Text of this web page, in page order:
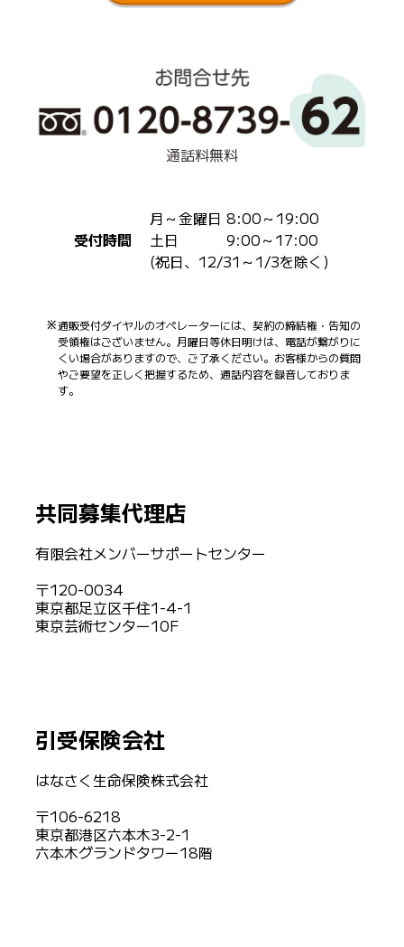
通話料無料
受付時間
月～金曜日 8:00～19:00
土日 9:00～17:00
(祝日、12/31～1/3を除く)
通販受付ダイヤルのオペレーターには、契約の締結権・告知の
受領権はございません。月曜日等休日明けは、電話が繋がりに
くい場合がありますので、ご了承ください。お客様からの質問
やご要望を正しく把握するため、通話内容を録音しておりま
す。
共同募集代理店
有限会社メンバーサポートセンター
〒120-0034
東京都足立区千住1-4-1
東京芸術センター10F
引受保険会社
はなさく生命保険株式会社
〒106-6218
東京都港区六本木3-2-1
六本木グランドタワー18階